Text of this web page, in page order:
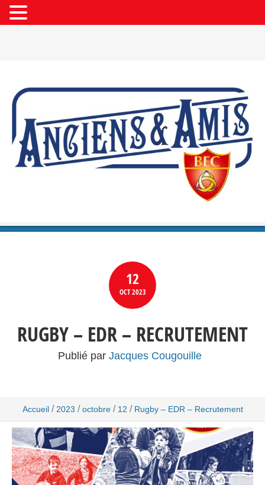
12
OCT2023
RUGBY – EDR – RECRUTEMENT
Publié par Jacques Cougouille
Accueil / 2023 / octobre / 12 / Rugby – EDR – Recrutement